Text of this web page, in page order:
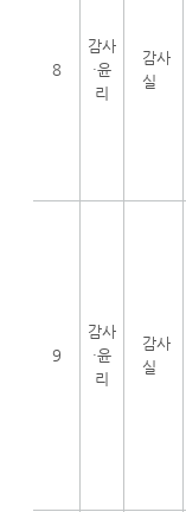
8
감사
·윤
리
감사
실
9
감사
·윤
리
감사
실